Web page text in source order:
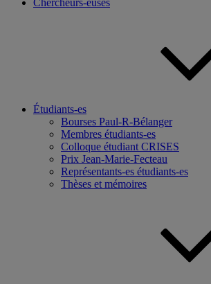
Chercheurs-euses
Étudiants-es
Bourses Paul-R-Bélanger
Membres étudiants-es
Colloque étudiant CRISES
Prix Jean-Marie-Fecteau
Représentants-es étudiants-es
Thèses et mémoires